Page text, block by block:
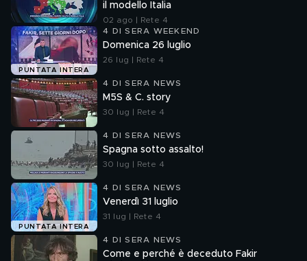
il modello Italia
02 ago | Rete 4
PUNTATA INTERA
4 DI SERA WEEKEND
Domenica 26 luglio
26 lug | Rete 4
4 DI SERA NEWS
M5S & C. story
30 lug | Rete 4
4 DI SERA NEWS
Spagna sotto assalto!
30 lug | Rete 4
PUNTATA INTERA
4 DI SERA NEWS
Venerdì 31 luglio
31 lug | Rete 4
4 DI SERA NEWS
Come e perché è deceduto Fakir